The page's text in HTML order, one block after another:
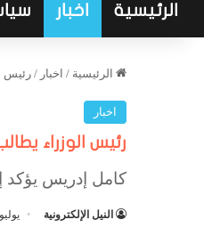
الرئيسية اخبار
الرئيسية / اخبار / رئيس
اخبار
رئيس الوزراء
كامل إدريس يؤكد
النيل الإلكترونية يوليو 22, 2025